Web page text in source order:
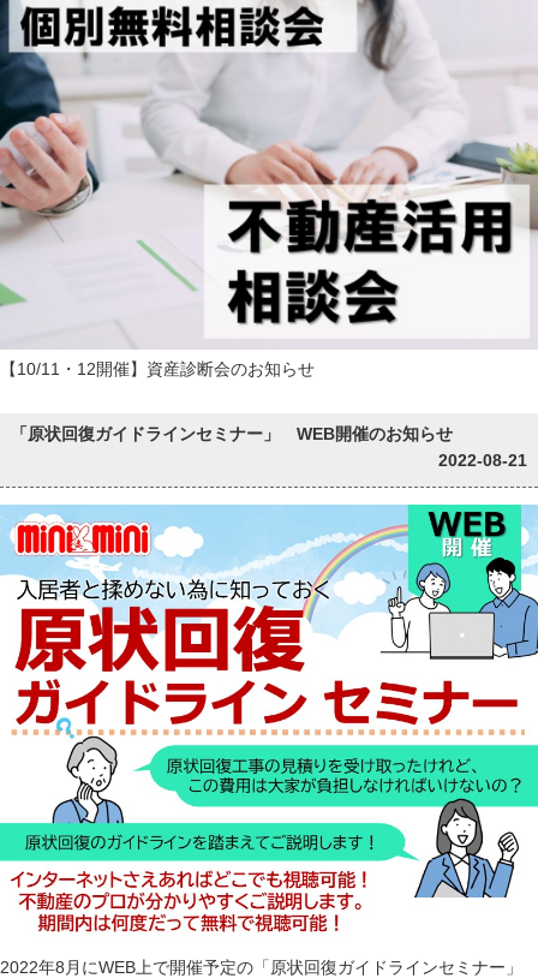
【10/11・12開催】資産診断会のお知らせ
「原状回復ガイドラインセミナー」 WEB開催のお知らせ
2022-08-21
2022年8月にWEB上で開催予定の「原状回復ガイドラインセミナー」